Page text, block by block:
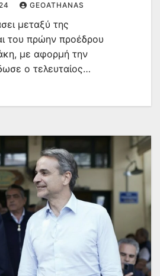
GEOATHANAS
μεταξύ της
του πρώην προέδρου
με αφορμή την
ο τελευταίος…